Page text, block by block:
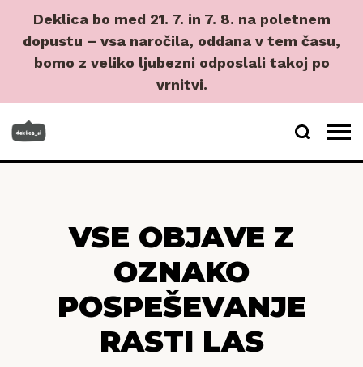
Deklica bo med 21. 7. in 7. 8. na poletnem
dopustu – vsa naročila, oddana v tem času,
bomo z veliko ljubezni odposlali takoj po
vrnitvi.
VSE OBJAVE Z
OZNAKO
POSPEŠEVANJE
RASTI LAS